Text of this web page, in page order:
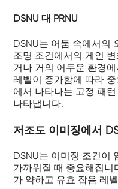
DSNU 대 PRNU
DSNU는 어둠 속에서의
조명 조건에서의 게인
거나 거의 어두운 환경
레벨이 증가함에 따라
에서 나타나는 고정 패
나타냅니다.
저조도 이미징에서
DSNU는 이미징 조건이
가까워질 때 중요해집니
가 약하고 유효 잡음 레